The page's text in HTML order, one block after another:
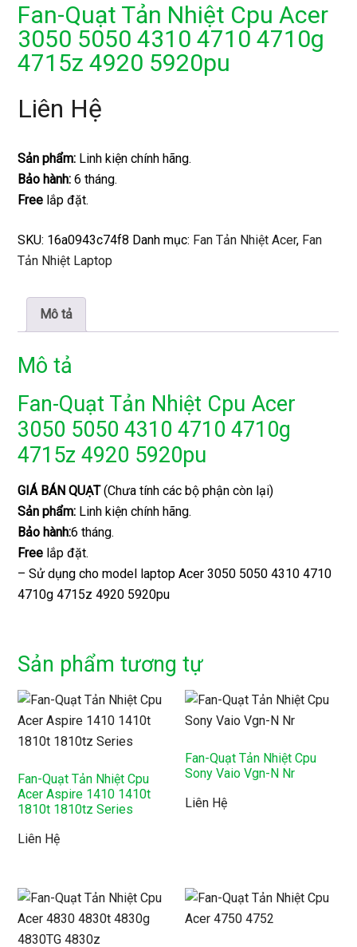
Fan-Quạt Tản Nhiệt Cpu Acer
3050 5050 4310 4710 4710g
4715z 4920 5920pu
Liên Hệ
Sản phẩm: Linh kiện chính hãng.
Bảo hành: 6 tháng.
Free lắp đặt.
SKU: 16a0943c74f8 Danh mục: Fan Tản Nhiệt Acer, Fan
Tản Nhiệt Laptop
Mô tả
Mô tả
Fan-Quạt Tản Nhiệt Cpu Acer
3050 5050 4310 4710 4710g
4715z 4920 5920pu
GIÁ BÁN QUẠT(Chưa tính các bộ phận còn lại)
Sản phẩm: Linh kiện chính hãng.
Bảo hành:6 tháng.
Free lắp đặt.
– Sử dụng cho model laptop Acer 3050 5050 4310 4710
4710g 4715z 4920 5920pu
Sản phẩm tương tự
Fan-Quạt Tản Nhiệt Cpu
Acer Aspire 1410 1410t
1810t 1810tz Series
Liên Hệ
Fan-Quạt Tản Nhiệt Cpu
Sony Vaio Vgn-N Nr
Liên Hệ